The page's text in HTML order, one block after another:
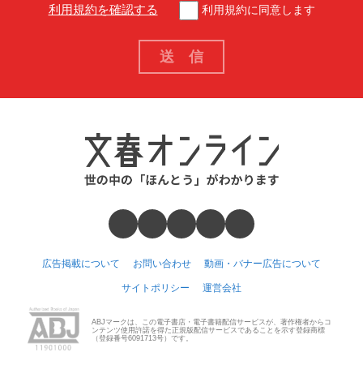
利用規約を確認する 利用規約に同意します
広告掲載について お問い合わせ 動画・バナー広告について
サイトポリシー 運営会社
ABJマークは、この電子書店・電子書籍配信サービスが、著作権者からコ
ンテンツ使用許諾を得た正規版配信サービスであることを示す登録商標
（登録番号6091713号）です。